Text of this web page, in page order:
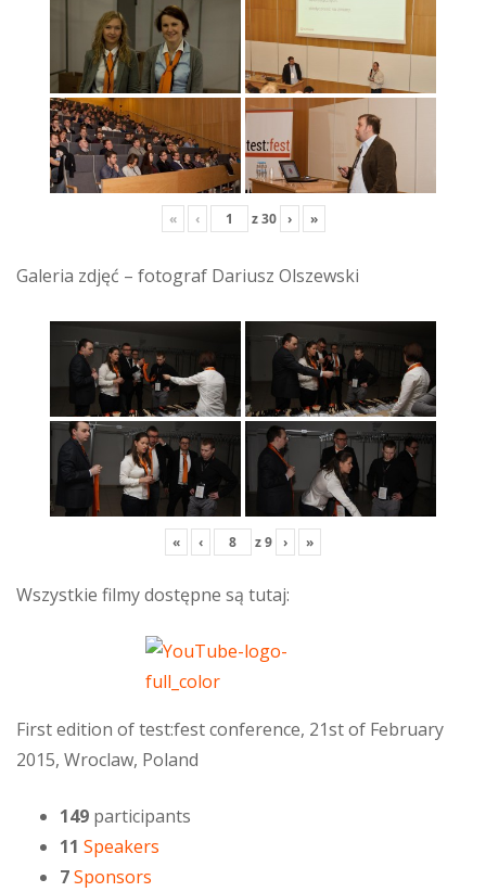
« ‹ z30 › »
Galeria zdjęć – fotograf Dariusz Olszewski
« ‹ z9 › »
Wszystkie filmy dostępne są tutaj:
First edition of test:fest conference, 21st of February
2015, Wroclaw, Poland
149 participants
11 Speakers
7Sponsors